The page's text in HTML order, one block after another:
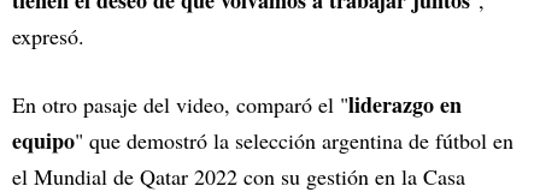
expresó.
En otro pasaje del video, comparó el "liderazgo en
equipo" que demostró la selección argentina de fútbol en
el Mundial de Qatar 2022 con su gestión en la Casa